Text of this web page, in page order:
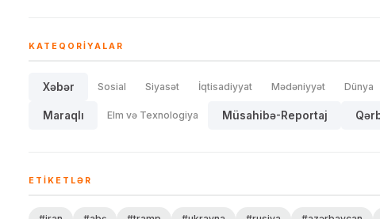
KATEQORIYALAR
Xəbər Sosial Siyasət İqtisadiyyat Mədəniyyət Dünya
Maraqlı Elm və Texnologiya Müsahibə-Reportaj
ETIKETLƏR